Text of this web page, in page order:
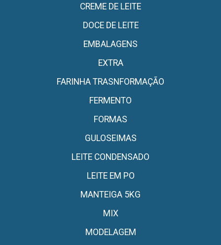
CREME DE LEITE
DOCE DE LEITE
EMBALAGENS
EXTRA
FARINHA TRASNFORMAÇÃO
FERMENTO
FORMAS
GULOSEIMAS
LEITE CONDENSADO
LEITE EM PO
MANTEIGA 5KG
MIX
MODELAGEM